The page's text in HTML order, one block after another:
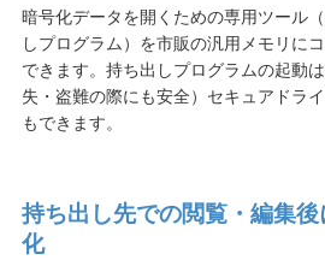
暗号化データを開くための専用ツール
しプログラム）を市販の汎用メモリに
できます。持ち出しプログラムの起動
失・盗難の際にも安全）セキュアドラ
もできます。
持ち出し先での閲覧・編集
化